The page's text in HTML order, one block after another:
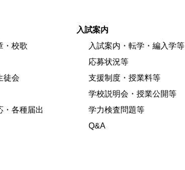
・校歌
徒会
・各種届出
入試案内
入試案内・転学・編入学等
応募状況等
支援制度・授業料等
学校説明会・授業公開等
学力検査問題等
Q&A